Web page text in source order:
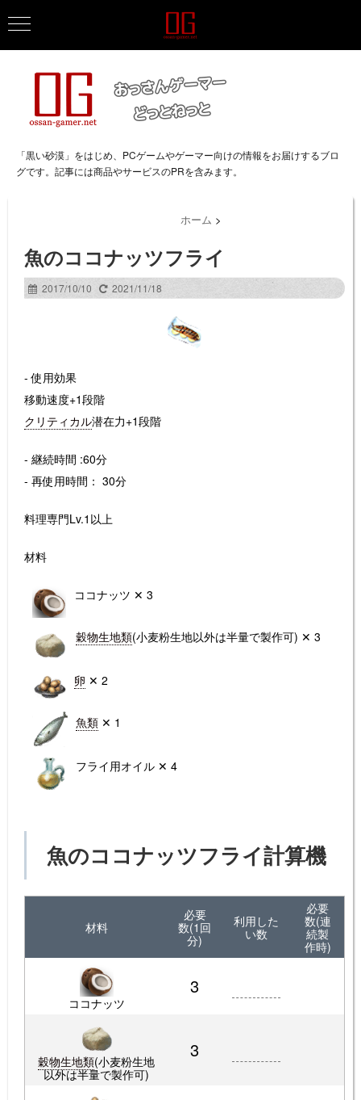
「黒い砂漠」をはじめ、PCゲームやゲーマー向けの情報をお届けするブロ
グです。記事には商品やサービスのPRを含みます。
ホーム >
魚のココナッツフライ
2017/10/10 2021/11/18
- 使用効果
移動速度+1段階
クリティカル潜在力+1段階
- 継続時間 :60分
- 再使用時間： 30分
料理専門Lv.1以上
材料
ココナッツ ✕ 3
穀物生地類(小麦粉生地以外は半量で製作可) ✕ 3
卵 ✕ 2
魚類 ✕ 1
フライ用オイル ✕ 4
魚のココナッツフライ計算機
材料
必要
数(1回
分)
利用した
い数
必要
数(連
続製
作時)
ココナッツ
3
穀物生地類(小麦粉生地
以外は半量で製作可)
3